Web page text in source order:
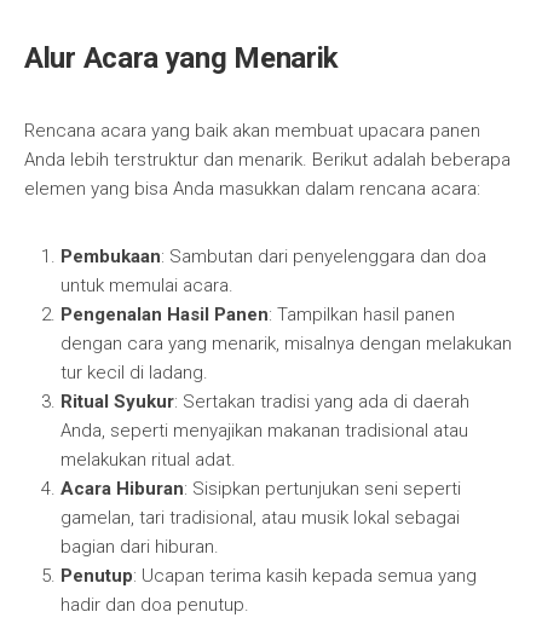
Alur Acara yang Menarik
Rencana acara yang baik akan membuat upacara panen
Anda lebih terstruktur dan menarik. Berikut adalah beberapa
elemen yang bisa Anda masukkan dalam rencana acara:
Pembukaan: Sambutan dari penyelenggara dan doa
untuk memulai acara.
Pengenalan Hasil Panen: Tampilkan hasil panen
dengan cara yang menarik, misalnya dengan melakukan
tur kecil di ladang.
Ritual Syukur: Sertakan tradisi yang ada di daerah
Anda, seperti menyajikan makanan tradisional atau
melakukan ritual adat.
Acara Hiburan: Sisipkan pertunjukan seni seperti
gamelan, tari tradisional, atau musik lokal sebagai
bagian dari hiburan.
Penutup: Ucapan terima kasih kepada semua yang
hadir dan doa penutup.